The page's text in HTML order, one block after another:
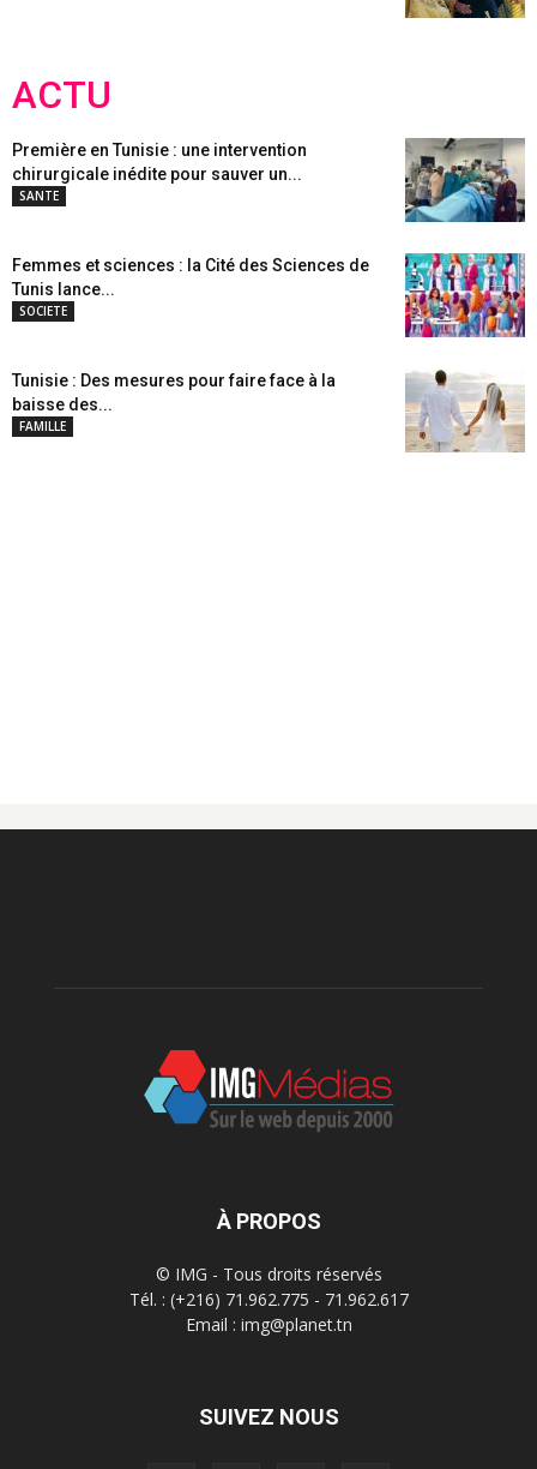
ACTU
Première en Tunisie : une intervention
chirurgicale inédite pour sauver un...
SANTE
Femmes et sciences : la Cité des Sciences de
Tunis lance...
SOCIETE
Tunisie : Des mesures pour faire face à la
baisse des...
FAMILLE
À PROPOS
© IMG - Tous droits réservés
Tél. : (+216) 71.962.775 - 71.962.617
Email : img@planet.tn
SUIVEZ NOUS